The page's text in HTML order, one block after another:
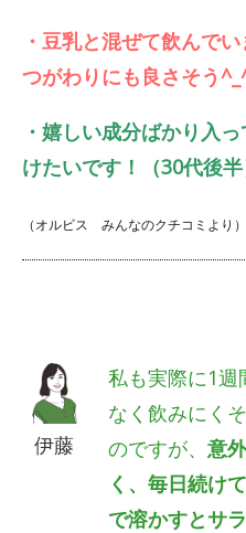
・豆乳と混ぜて飲んで
つがわりにも良さそう
・嬉しい成分ばかり入
けたいです！（30代後半
（オルビス みんなのクチコミより）
伊藤
私も実際に1週
なく飲みにく
のですが、意
く、毎日続け
で溶かすとサ